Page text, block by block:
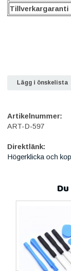
Tillverkargaranti
Lägg i önskelista
Artikelnummer:
ART-D-597
Direktlänk:
Högerklicka och